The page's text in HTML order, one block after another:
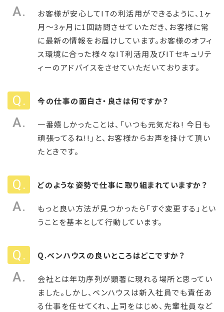
お客様が安心してITの利活用ができるように、1ヶ
月～3ヶ月に1回訪問させていただき、お客様に常
に最新の情報をお届けしています。お客様のオフィ
ス環境に合った様々なIT利活用及びITセキュリテ
ィーのアドバイスをさせていただいております。
今の仕事の面白さ・良さは何ですか？
一番嬉しかったことは、「いつも元気だね! 今日も
頑張ってるね!!」と、お客様からお声を掛けて頂い
たときです。
どのような姿勢で仕事に取り組まれていますか？
もっと良い方法が見つかったら「すぐ変更する」とい
うことを基本として行動しています。
Q.ベンハウスの良いところはどこですか？
会社とは年功序列が顕著に現れる場所と思ってい
ました。しかし、ベンハウスは新入社員でも責任あ
る仕事を任せてくれ、上司をはじめ、先輩社員など